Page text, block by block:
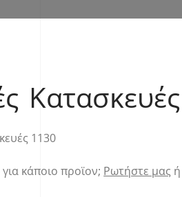
1130
κάποιο προϊον; Ρωτήστε μας